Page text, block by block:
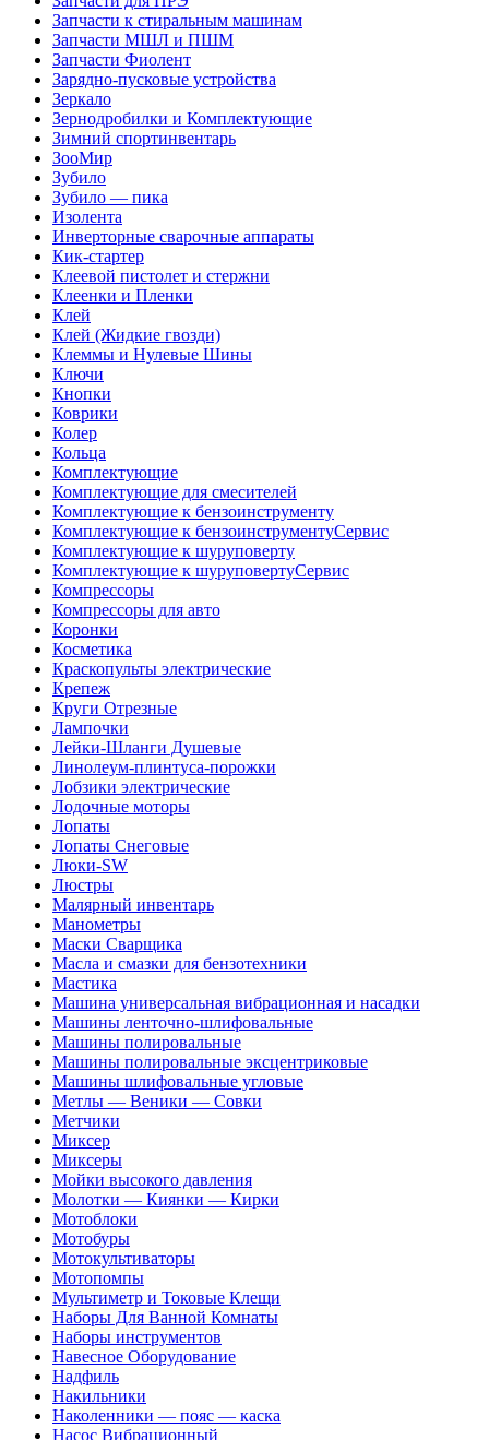
Запчасти к стиральным машинам
Запчасти МШЛ и ПШМ
Запчасти Фиолент
Зарядно-пусковые устройства
Зеркало
Зернодробилки и Комплектующие
Зимний спортинвентарь
ЗооМир
Зубило
Зубило — пика
Изолента
Инверторные сварочные аппараты
Кик-стартер
Клеевой пистолет и стержни
Клеенки и Пленки
Клей
Клей (Жидкие гвозди)
Клеммы и Нулевые Шины
Ключи
Кнопки
Коврики
Колер
Кольца
Комплектующие
Комплектующие для смесителей
Комплектующие к бензоинструменту
Комплектующие к бензоинструментуСервис
Комплектующие к шуруповерту
Комплектующие к шуруповертуСервис
Компрессоры
Компрессоры для авто
Коронки
Косметика
Краскопульты электрические
Крепеж
Круги Отрезные
Лампочки
Лейки-Шланги Душевые
Линолеум-плинтуса-порожки
Лобзики электрические
Лодочные моторы
Лопаты
Лопаты Снеговые
Люки-SW
Люстры
Малярный инвентарь
Манометры
Маски Сварщика
Масла и смазки для бензотехники
Мастика
Машина универсальная вибрационная и насадки
Машины ленточно-шлифовальные
Машины полировальные
Машины полировальные эксцентриковые
Машины шлифовальные угловые
Метлы — Веники — Совки
Метчики
Миксер
Миксеры
Мойки высокого давления
Молотки — Киянки — Кирки
Мотоблоки
Мотобуры
Мотокультиваторы
Мотопомпы
Мультиметр и Токовые Клещи
Наборы Для Ванной Комнаты
Наборы инструментов
Навесное Оборудование
Надфиль
Накильники
Наколенники — пояс — каска
Насос Вибрационный